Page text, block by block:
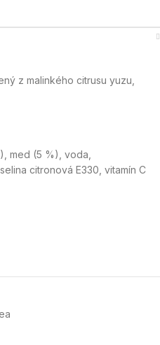
z malinkého citrusu yuzu,
med (5 %), voda,
citronová E330, vitamín C